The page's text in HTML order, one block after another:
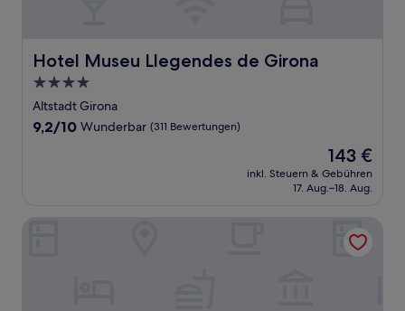
Hotel Museu Llegendes de Girona
Hotel Museu Llegendes de Girona
4.0-
Sterne-
Unterkunft
Altstadt Girona
9.2
9,2/10 Wunderbar (311 Bewertungen)
Der
Preis
beträgt
143 €
inkl. Steuern & Gebühren
17. Aug.–18. Aug.